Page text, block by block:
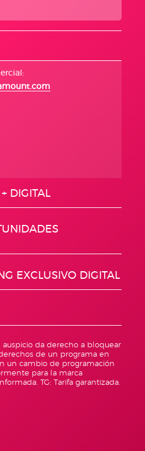
DIGITAL
EXCLUSIVO DIGITAL
auspicio da derecho a bloquear
de un programa en
un cambio de programación
para la marca
TG: Tarifa garantizada.